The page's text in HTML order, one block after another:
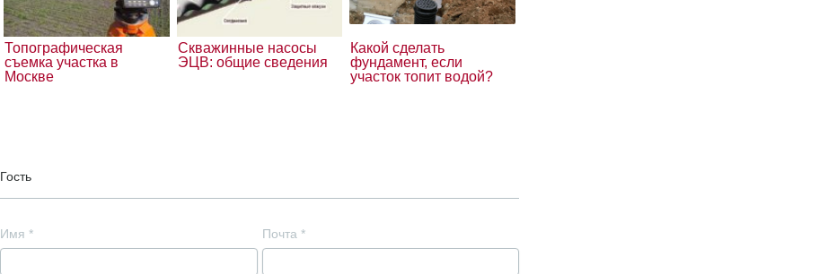
Топографическая
съемка участка в
Москве
Скважинные насосы
ЭЦВ: общие сведения
Какой сделать
фундамент, если
участок топит водой?
Гость
Имя * Почта *